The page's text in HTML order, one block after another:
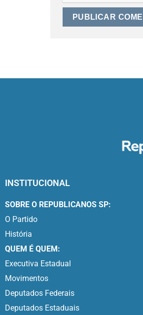
INSTITUCIONAL
SOBRE O REPUBLICANOS SP:
O Partido
História
QUEM É QUEM:
Executiva Estadual
Movimentos
Deputados Federais
Deputados Estaduais